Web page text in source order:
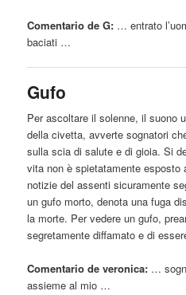
Comentario de G: … entrato
baciati …
Gufo
Per ascoltare il solenne, il suono
della civetta, avverte sognatori
sulla scia di salute e di gioia. Si
vita non è spietatamente
notizie del assenti sicuramente
un gufo morto, denota una fuga
la morte. Per vedere un gufo,
segretamente diffamato e di
Comentario de veronica: …
assieme al mio …